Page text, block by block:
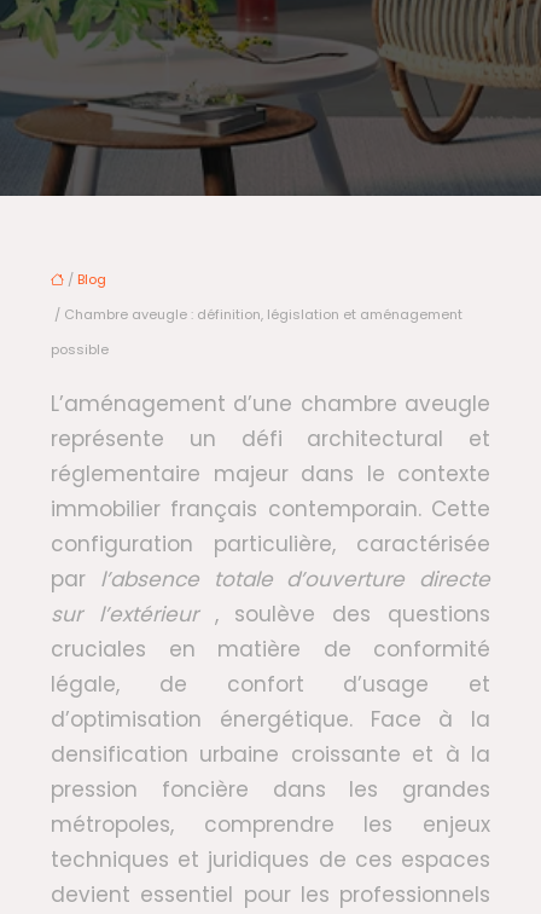
/ Blog
/ Chambre aveugle : définition, législation et aménagement
possible
L’aménagement d’une chambre aveugle
représente un défi architectural et
réglementaire majeur dans le contexte
immobilier français contemporain. Cette
configuration particulière, caractérisée
par l’absence totale d’ouverture directe
sur l’extérieur , soulève des questions
cruciales en matière de conformité
légale, de confort d’usage et
d’optimisation énergétique. Face à la
densification urbaine croissante et à la
pression foncière dans les grandes
métropoles, comprendre les enjeux
techniques et juridiques de ces espaces
devient essentiel pour les professionnels